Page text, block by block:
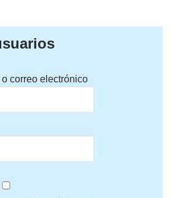
correo electrónico